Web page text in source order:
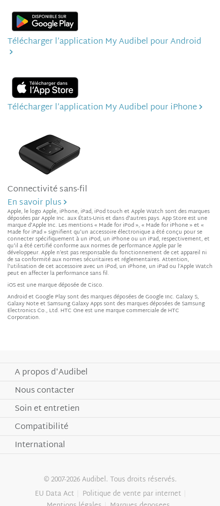
Télécharger l’application My Audibel pour Android
Télécharger l’application My Audibel pour iPhone
Connectivité sans-fil
En savoir plus
Apple, le logo Apple, iPhone, iPad, iPod touch et Apple Watch sont des marques
déposées par Apple Inc. aux États-Unis et dans d'autres pays. App Store est une
marque d'Apple Inc. Les mentions « Made for iPod », « Made for iPhone » et «
Made for iPad » signifient qu'un accessoire électronique a été conçu pour se
connecter spécifiquement à un iPod, un iPhone ou un iPad, respectivement, et
qu'il a été certifié conforme aux normes de performance Apple par le
développeur. Apple n’est pas responsable du fonctionnement de cet appareil ni
de sa conformité aux normes sécuritaires et réglementaires. Attention,
l'utilisation de cet accessoire avec un iPod, un iPhone, un iPad ou l’Apple Watch
peut en affecter la performance sans fil.
iOS est une marque déposée de Cisco.
Android et Google Play sont des marques déposées de Google Inc. Galaxy S,
Galaxy Note et Samsung Galaxy Apps sont des marques déposées de Samsung
Electronics Co., Ltd. HTC One est une marque commerciale de HTC
Corporation.
A propos d'Audibel
Nous contacter
Soin et entretien
Compatibilité
International
© 2007-2026 Audibel. Tous droits réservés.
EU Data Act
Politique de vente par internet